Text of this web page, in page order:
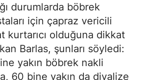
durumlarda böbrek
için çapraz vericili
kurtarıcı olduğuna dikkat
Barlas, şunları söyledi:
yakın böbrek nakli
60 bine yakın da diyalize